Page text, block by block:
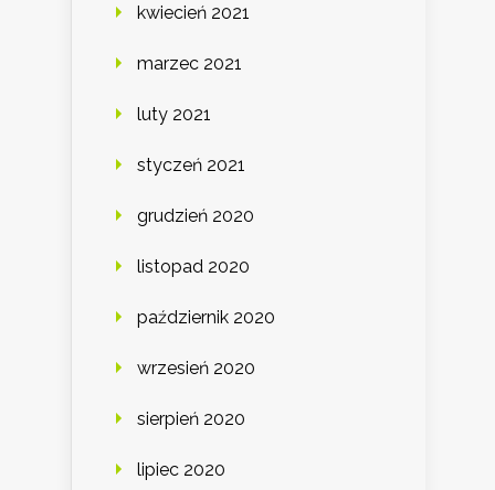
kwiecień 2021
marzec 2021
luty 2021
styczeń 2021
grudzień 2020
listopad 2020
październik 2020
wrzesień 2020
sierpień 2020
lipiec 2020